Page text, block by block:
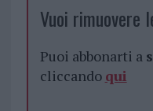
Vuoi rimuovere
Puoi abbonarti a
cliccando qui